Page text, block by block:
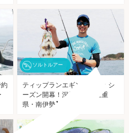
ソルトルアー
ティップランエギング釣行：シ
ーズン開幕！深場が◎【三重
県・南伊勢】